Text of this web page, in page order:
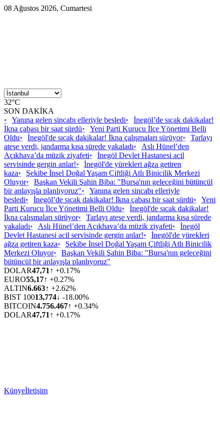
08 Ağustos 2026, Cumartesi
32°C
SON DAKİKA
•
Yanına gelen sincabı elleriyle besledi•
İnegöl’de sıcak dakikalar!
İkna çabası bir saat sürdü•
Yeni Parti Kurucu İlçe Yönetimi Belli
Oldu• İnegöl'de sıcak dakikalar! İkna çalışmaları sürüyor•
Tarlayı
ateşe verdi, jandarma kısa sürede yakaladı•
Aslı Hünel’den
Açıkhava’da müzik ziyafeti•
İnegöl Devlet Hastanesi acil
servisinde gergin anlar!•
İnegöl'de yürekleri ağza getiren
kaza•
Şekibe İnsel Doğal Yaşam Çiftliği Atlı Binicilik Merkezi
Oluyor•
Başkan Vekili Şahin Biba: "Bursa'nın geleceğini bütüncül
bir anlayışla planlıyoruz"•
Yanına gelen sincabı elleriyle
besledi• İnegöl’de sıcak dakikalar! İkna çabası bir saat sürdü•
Yeni
Parti Kurucu İlçe Yönetimi Belli Oldu•
İnegöl'de sıcak dakikalar!
İkna çalışmaları sürüyor•
Tarlayı ateşe verdi, jandarma kısa sürede
yakaladı• Aslı Hünel’den Açıkhava’da müzik ziyafeti•
İnegöl
Devlet Hastanesi acil servisinde gergin anlar!•
İnegöl'de yürekleri
ağza getiren kaza•
Şekibe İnsel Doğal Yaşam Çiftliği Atlı Binicilik
Merkezi Oluyor•
Başkan Vekili Şahin Biba: "Bursa'nın geleceğini
bütüncül bir anlayışla planlıyoruz"
DOLAR47,71 ↑ +0.17%
EURO55,17↑ +0.27%
ALTIN6.663↑ +2.62%
BIST 10013,774↓ -18.00%
BITCOIN4.756.467↑ +0.34%
DOLAR47,71 ↑ +0.17%
Künyeİletişim